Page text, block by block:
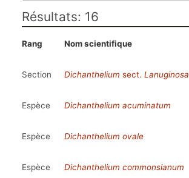
Résultats: 16
Rang Nom scientifique
Section Dichanthelium sect. Lanuginosa
Espèce
Dichanthelium acuminatum
Espèce
Dichanthelium ovale
Espèce
Dichanthelium commonsianum